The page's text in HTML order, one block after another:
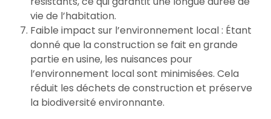
vie de l’habitation.
Faible impact sur l’environnement local : Étant
donné que la construction se fait en grande
partie en usine, les nuisances pour
l’environnement local sont minimisées. Cela
réduit les déchets de construction et préserve
la biodiversité environnante.